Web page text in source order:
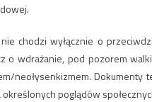
chodzi wyłącznie o
o wdrażanie, pod pozorem
neołysenkizmem. Dokumenty
poglądów